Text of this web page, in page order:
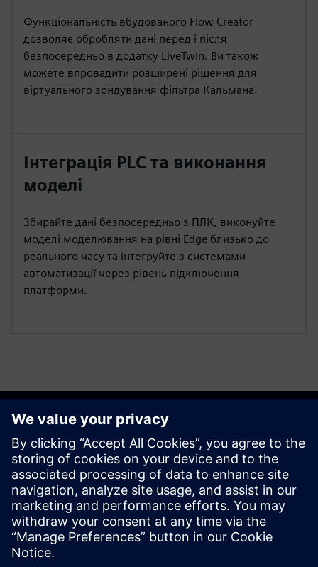
Функціональність вбудованого Flow Creator
дозволяє обробляти дані перед і після
безпосередньо в додатку LiveTwin. Ви також
можете впровадити розширені рішення для
віртуального зондування фільтра Кальмана.
Інтеграція PLC та виконання
моделі
Збирайте дані безпосередньо з ПЛК, виконуйте
моделі моделювання на рівні Edge близько до
реального часу та інтегруйте з системами
автоматизації через рівень підключення
платформи.
Розпочати
Зв'яжіться з нами